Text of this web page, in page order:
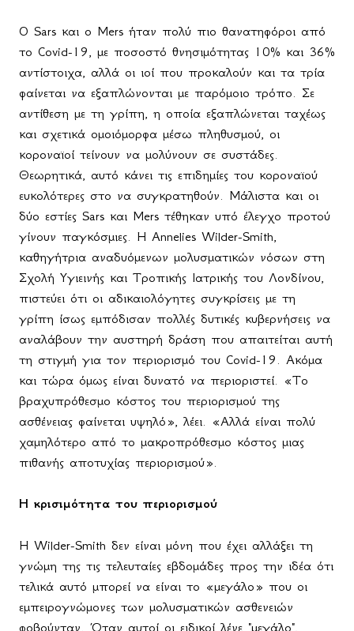
Ο Sars και ο Mers ήταν πολύ πιο θανατηφόροι από
το Covid-19, με ποσοστό θνησιμότητας 10% και 36%
αντίστοιχα, αλλά οι ιοί που προκαλούν και τα τρία
φαίνεται να εξαπλώνονται με παρόμοιο τρόπο. Σε
αντίθεση με τη γρίπη, η οποία εξαπλώνεται ταχέως
και σχετικά ομοιόμορφα μέσω πληθυσμού, οι
κοροναϊοί τείνουν να μολύνουν σε συστάδες.
Θεωρητικά, αυτό κάνει τις επιδημίες του κοροναϊού
ευκολότερες στο να συγκρατηθούν. Μάλιστα και οι
δύο εστίες Sars και Mers τέθηκαν υπό έλεγχο προτού
γίνουν παγκόσμιες. Η Annelies Wilder-Smith,
καθηγήτρια αναδυόμενων μολυσματικών νόσων στη
Σχολή Υγιεινής και Τροπικής Ιατρικής του Λονδίνου,
πιστεύει ότι οι αδικαιολόγητες συγκρίσεις με τη
γρίπη ίσως εμπόδισαν πολλές δυτικές κυβερνήσεις να
αναλάβουν την αυστηρή δράση που απαιτείται αυτή
τη στιγμή για τον περιορισμό του Covid-19. Ακόμα
και τώρα όμως είναι δυνατό να περιοριστεί. «Το
βραχυπρόθεσμο κόστος του περιορισμού της
ασθένειας φαίνεται υψηλό», λέει. «Αλλά είναι πολύ
χαμηλότερο από το μακροπρόθεσμο κόστος μιας
πιθανής αποτυχίας περιορισμού».
Η κρισιμότητα του περιορισμού
Η Wilder-Smith δεν είναι μόνη που έχει αλλάξει τη
γνώμη της τις τελευταίες εβδομάδες προς την ιδέα ότι
τελικά αυτό μπορεί να είναι το «μεγάλο» που οι
εμπειρογνώμονες των μολυσματικών ασθενειών
φοβούνταν. Όταν αυτοί οι ειδικοί λένε "μεγάλο",